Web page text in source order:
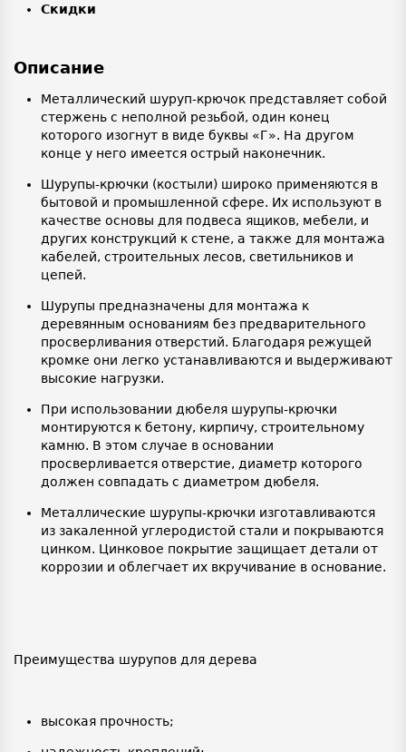
Скидки
Описание
Металлический шуруп-крючок представляет собой
стержень с неполной резьбой, один конец
которого изогнут в виде буквы «Г». На другом
конце у него имеется острый наконечник.
Шурупы-крючки (костыли) широко применяются в
бытовой и промышленной сфере. Их используют в
качестве основы для подвеса ящиков, мебели, и
других конструкций к стене, а также для монтажа
кабелей, строительных лесов, светильников и
цепей.
Шурупы предназначены для монтажа к
деревянным основаниям без предварительного
просверливания отверстий. Благодаря режущей
кромке они легко устанавливаются и выдерживают
высокие нагрузки.
При использовании дюбеля шурупы-крючки
монтируются к бетону, кирпичу, строительному
камню. В этом случае в основании
просверливается отверстие, диаметр которого
должен совпадать с диаметром дюбеля.
Металлические шурупы-крючки изготавливаются
из закаленной углеродистой стали и покрываются
цинком. Цинковое покрытие защищает детали от
коррозии и облегчает их вкручивание в основание.
Преимущества шурупов для дерева
высокая прочность;